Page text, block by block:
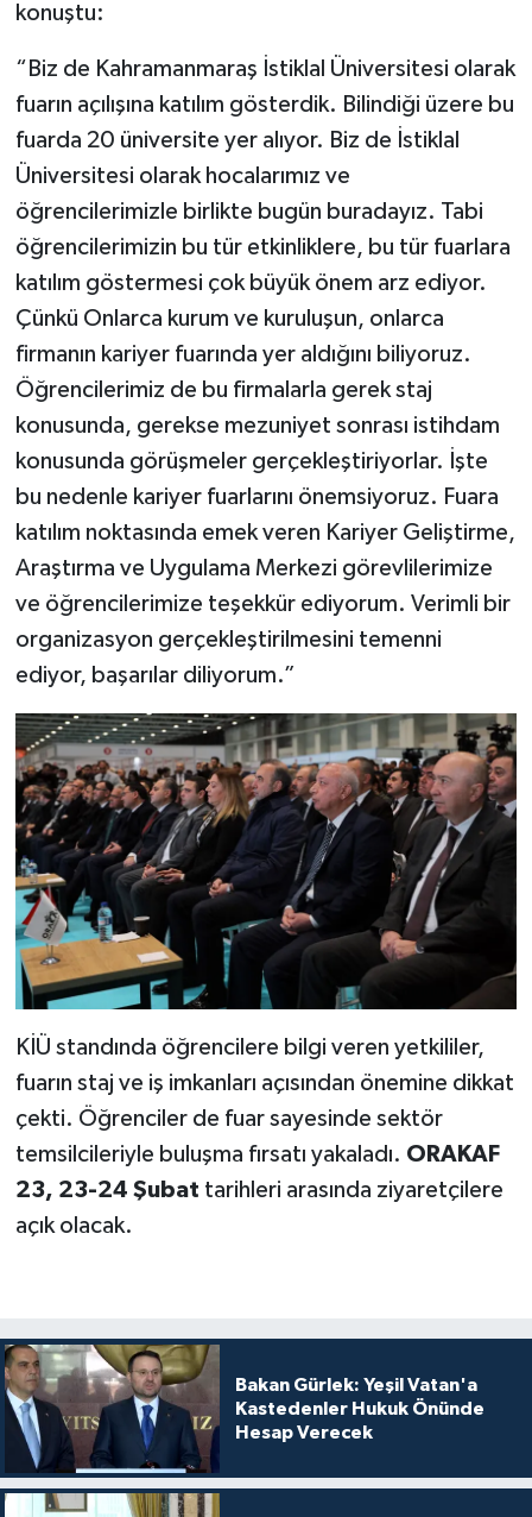
konuştu:
“Biz de Kahramanmaraş İstiklal Üniversitesi olarak
fuarın açılışına katılım gösterdik. Bilindiği üzere bu
fuarda 20 üniversite yer alıyor. Biz de İstiklal
Üniversitesi olarak hocalarımız ve
öğrencilerimizle birlikte bugün buradayız. Tabi
öğrencilerimizin bu tür etkinliklere, bu tür fuarlara
katılım göstermesi çok büyük önem arz ediyor.
Çünkü Onlarca kurum ve kuruluşun, onlarca
firmanın kariyer fuarında yer aldığını biliyoruz.
Öğrencilerimiz de bu firmalarla gerek staj
konusunda, gerekse mezuniyet sonrası istihdam
konusunda görüşmeler gerçekleştiriyorlar. İşte
bu nedenle kariyer fuarlarını önemsiyoruz. Fuara
katılım noktasında emek veren Kariyer Geliştirme,
Araştırma ve Uygulama Merkezi görevlilerimize
ve öğrencilerimize teşekkür ediyorum. Verimli bir
organizasyon gerçekleştirilmesini temenni
ediyor, başarılar diliyorum.”
KİÜ standında öğrencilere bilgi veren yetkililer,
fuarın staj ve iş imkanları açısından önemine dikkat
çekti. Öğrenciler de fuar sayesinde sektör
temsilcileriyle buluşma fırsatı yakaladı. ORAKAF
23, 23-24 Şubat tarihleri arasında ziyaretçilere
açık olacak.
Bakan Gürlek: Yeşil Vatan'a
Kastedenler Hukuk Önünde
Hesap Verecek